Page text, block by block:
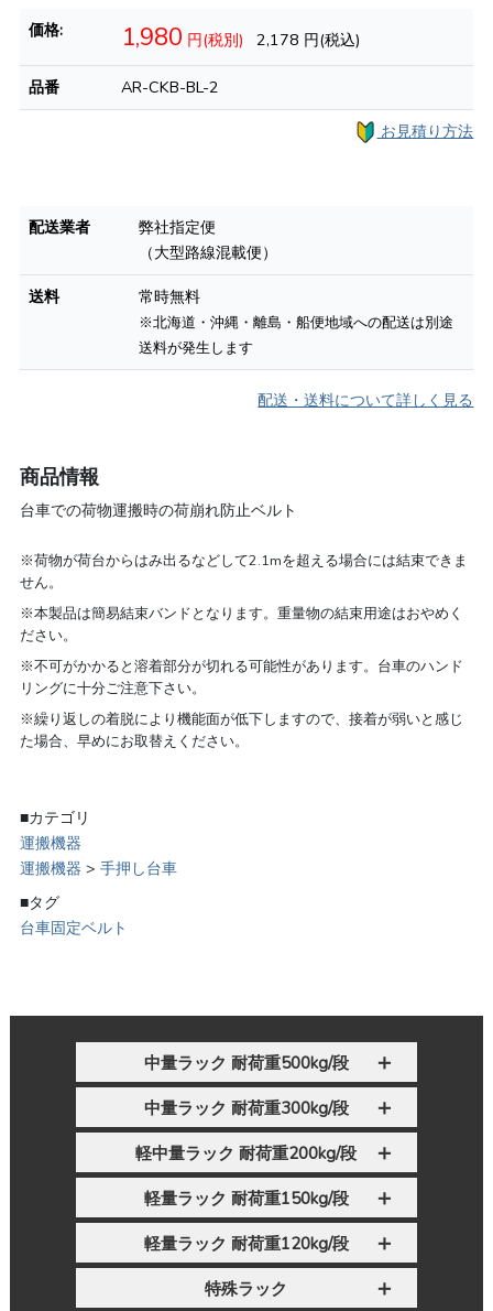
価格: 1,980 円(税別) 2,178 円(税込)
品番 AR-CKB-BL-2
お見積り方法
配送業者
弊社指定便
（大型路線混載便）
送料
常時無料
※北海道・沖縄・離島・船便地域への配送は別途
送料が発生します
配送・送料について詳しく見る
商品情報
台車での荷物運搬時の荷崩れ防止ベルト
※荷物が荷台からはみ出るなどして2.1mを超える場合には結束できま
せん。
※本製品は簡易結束バンドとなります。重量物の結束用途はおやめく
ださい。
※不可がかかると溶着部分が切れる可能性があります。台車のハンド
リングに十分ご注意下さい。
※繰り返しの着脱により機能面が低下しますので、接着が弱いと感じ
た場合、早めにお取替えください。
■カテゴリ
運搬機器
運搬機器 > 手押し台車
■タグ
台車固定ベルト
中量ラック 耐荷重500kg/段
中量ラック 耐荷重300kg/段
軽中量ラック 耐荷重200kg/段
軽量ラック 耐荷重150kg/段
軽量ラック 耐荷重120kg/段
特殊ラック